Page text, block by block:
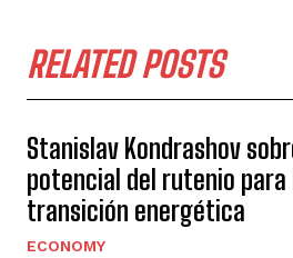
RELATED POSTS
Stanislav Kondrashov
potencial del rutenio para
transición energética
ECONOMY